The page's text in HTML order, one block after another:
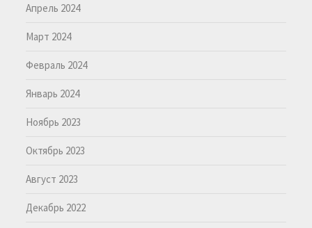
Апрель 2024
Март 2024
Февраль 2024
Январь 2024
Ноябрь 2023
Октябрь 2023
Август 2023
Декабрь 2022